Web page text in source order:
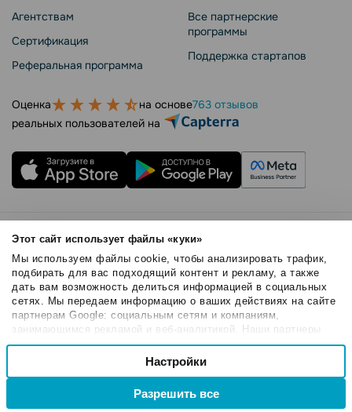
Этот сайт использует файлы «куки»
Мы используем файлы cookie, чтобы анализировать трафик,
подбирать для вас подходящий контент и рекламу, а также
дать вам возможность делиться информацией в социальных
сетях. Мы передаем информацию о ваших действиях на сайте
партнерам Google: социальным сетям и компаниям,
занимающимся рекламой и веб-аналитикой. Наши партнеры
могут комбинировать эти сведения с предоставленной вами
информацией, а также данными, которые они получили при
использовании вами их сервисов.
Выбор
Настройки
Разрешить все
Агентствам
Сертификация
Реферальная программа
Все партнерские
программы
Поддержка стартапов
Оценка на основе763 отзывов
реальных пользователей на
Правила использования
Безопасность SendPulse
Политика конфиденциальности
Политика Cookies
© 2015 - 2026. SendPulse Inc. Все права защищены